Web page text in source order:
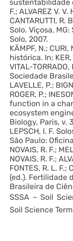
sustentabilidade
F.; ALVAREZ V. V.
CANTARUTTI, R.
Solo. Viçosa,
Solo, 2007.
KÄMPF, N.;
histórica. In: KER,
VITAL-
Sociedade
LAVELLE, P.;
ROGER, P.;
function in a
ecosystem
Biology, Paris, v.
LEPSCH, I. F.
São Paulo:
NOVAIS, R. F.;
NOVAIS, R. F.;
FONTES, R. L. F.;
(ed.). Fertilidade
Brasileira de
SSSA – Soil
Soil Science